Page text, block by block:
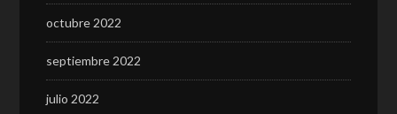
octubre 2022
septiembre 2022
julio 2022